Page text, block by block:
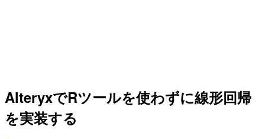
AlteryxでRツールを使わずに線形回帰
を実装する